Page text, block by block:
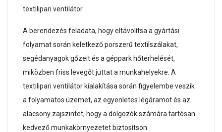
textilipari ventilátor.
A berendezés feladata, hogy eltávolítsa a gyártási
folyamat során keletkező porszerű textilszálakat,
segédanyagok gőzeit és a géppark hőterhelését,
miközben friss levegőt juttat a munkahelyekre. A
textilipari ventilátor kialakítása során figyelembe veszik
a folyamatos üzemet, az egyenletes légáramot és az
alacsony zajszintet, hogy a dolgozók számára tartósan
kedvező munkakörnyezetet biztosítson.